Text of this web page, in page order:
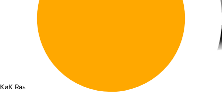
КиК Rassvet KC868 16"x6.5J PCD 5x112 ЕТ 50 ЦО 57.1